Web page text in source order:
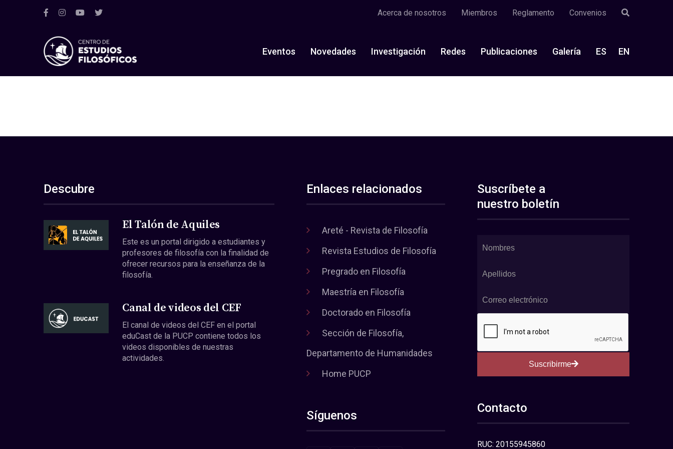
Acerca de nosotros Miembros Reglamento Convenios
Eventos Novedades Investigación Redes Publicaciones Galería ES EN
Descubre
El Talón de Aquiles
Este es un portal dirigido a estudiantes y
profesores de filosofía con la finalidad de
ofrecer recursos para la enseñanza de la
filosofía.
Canal de videos del CEF
El canal de videos del CEF en el portal
eduCast de la PUCP contiene todos los
videos disponibles de nuestras
actividades.
Enlaces relacionados
Areté - Revista de Filosofía
Revista Estudios de Filosofía
Pregrado en Filosofía
Maestría en Filosofía
Doctorado en Filosofía
Sección de Filosofía,
Departamento de Humanidades
Home PUCP
Síguenos
Suscríbete a
nuestro boletín
Suscribirme
Contacto
RUC: 20155945860